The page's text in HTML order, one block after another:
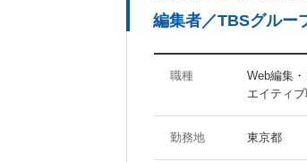
編集者／TBSグルー
職種
Web編集
エイティ
勤務地 東京都